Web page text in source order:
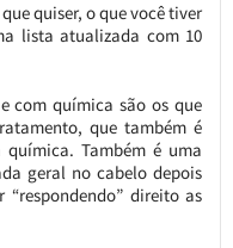
quiser, o que você tiver
lista atualizada com 10
com química são os que
que também é
Também é uma
geral no cabelo depois
direito as